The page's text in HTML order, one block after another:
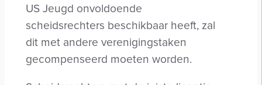
US Jeugd onvoldoende
scheidsrechters beschikbaar heeft, zal
dit met andere verenigingstaken
gecompenseerd moeten worden.